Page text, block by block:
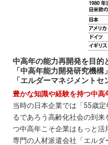
中高年の能力再開発を目的
「中高年能力開発研究機構
「エルダーマネジメントセ
豊かな知識や経験を持つ中高
当時の日本企業では「55歳
るであろう高齢化社会の到
つ中高年こそ企業はもっと
専門の人材派遣会社「エル